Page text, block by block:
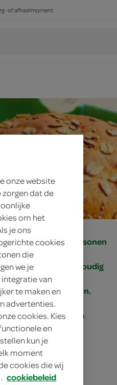
of afhaalmoment
1 personen
eenvoudig
15 min.
lunch
onze website
dat de
om het
je ons
cookies
die
we je
van
te maken en
advertenties.
cookies. Kies
en
kun je
moment
cookies die wij
cookiebeleid